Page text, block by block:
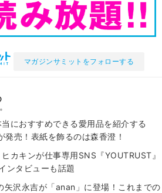
マガジンサミットをフォローする
におすすめできる愛用品を紹介する
売！表紙を飾るのは森香澄！
カキンが仕事専用SNS『YOUTRUST』
ンタビューも話題
矢沢永吉が「anan」に登場！これまでの